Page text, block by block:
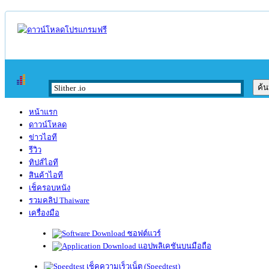
หน้าแรก
ดาวน์โหลด
ข่าวไอที
รีวิว
ทิปส์ไอที
สินค้าไอที
เช็ครอบหนัง
รวมคลิป Thaiware
เครื่องมือ
ซอฟต์แวร์
แอปพลิเคชันบนมือถือ
เช็คความเร็วเน็ต (Speedtest)